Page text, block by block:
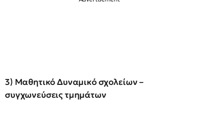
3) Μαθητικό Δυναμικό σχολείων –
συγχωνεύσεις τμημάτων